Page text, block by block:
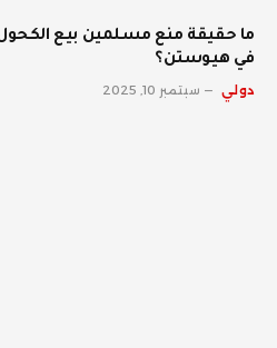
ما حقيقة منع مسلمين بيع الكحول
في هيوستن؟
دولي سبتمبر 10, 2025